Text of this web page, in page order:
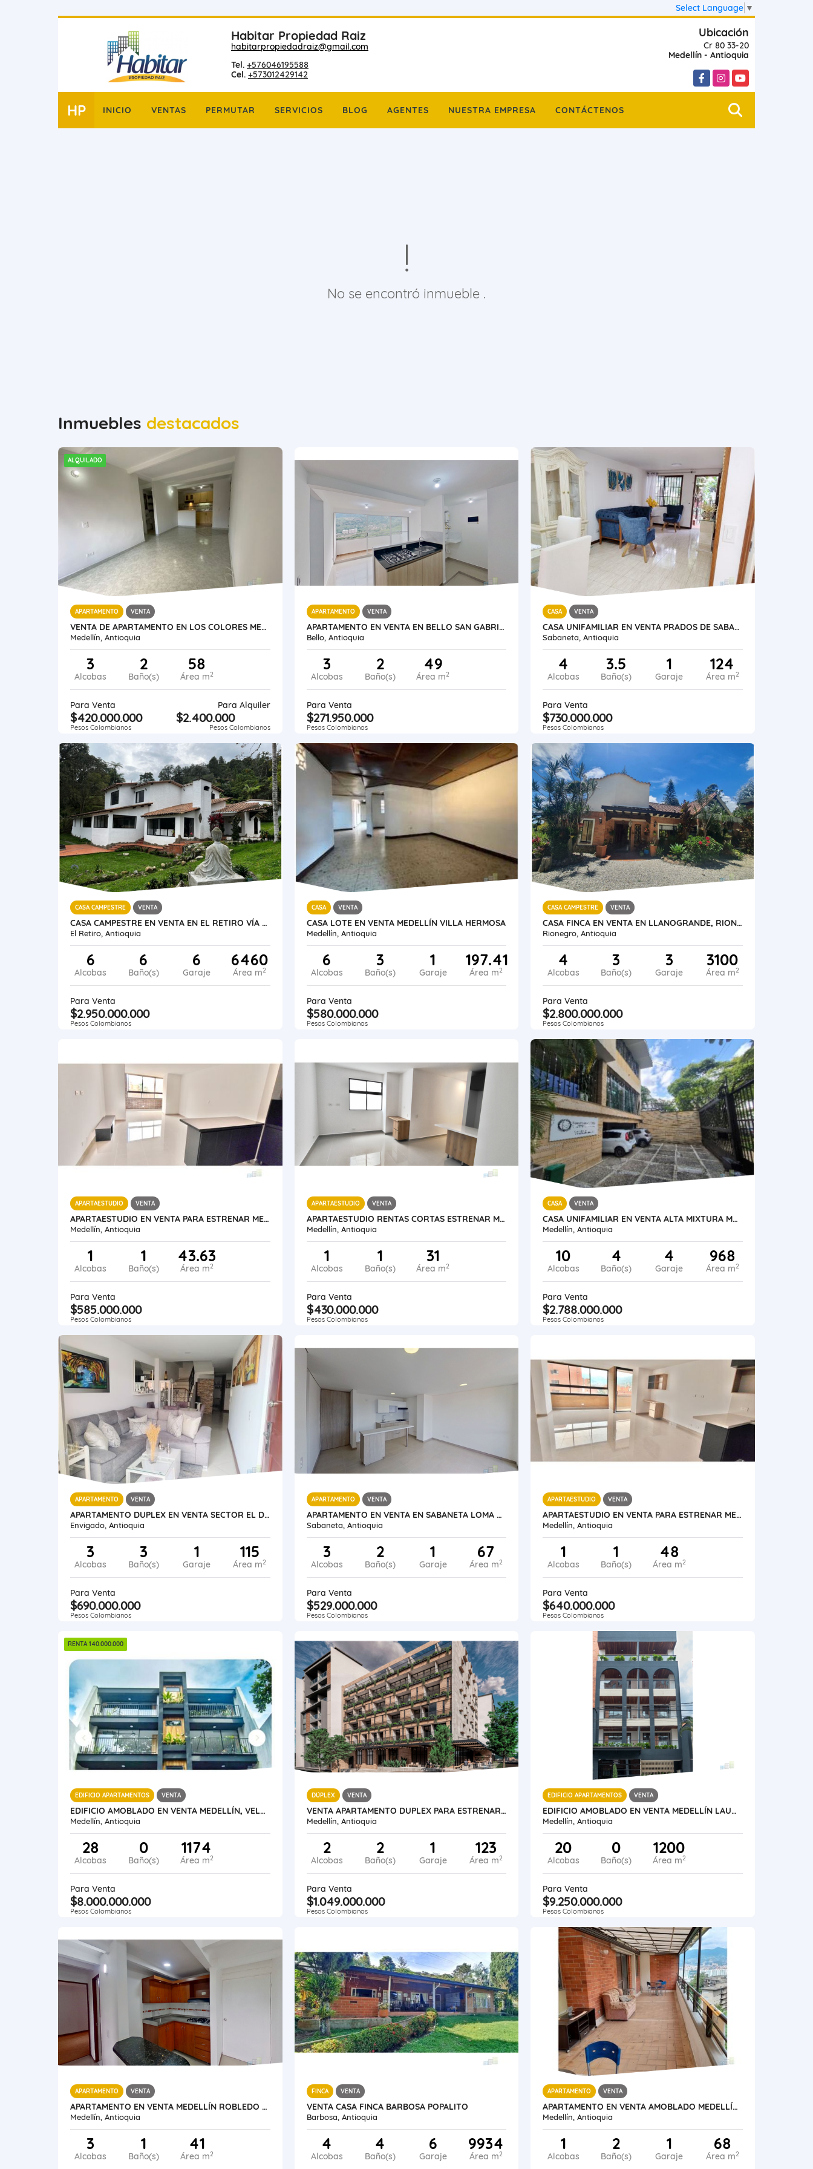
Select Language ▼
Habitar Propiedad Raiz
habitarpropiedadraiz@gmail.com
Tel. +576046195588
Cel. +573012429142
Ubicación
Cr 80 33-20
Medellín - Antioquia
FacebookInstagram
YouTube
HP INICIO VENTAS PERMUTAR SERVICIOS BLOG AGENTES NUESTRA EMPRESA CONTÁCTENOS
No se encontró inmueble .
Inmuebles destacados
ALQUILADO
APARTAMENTO VENTA
VENTA DE APARTAMENTO EN LOS COLORES MEDELLÍN ANTIOQUIA.
Medellín, Antioquia
3
Alcobas
2
Baño(s)
58
Área m2
Para Venta
$420.000.000
Pesos Colombianos
Para Alquiler
$2.400.000
Pesos Colombianos
APARTAMENTO VENTA
APARTAMENTO EN VENTA EN BELLO SAN GABRIEL
Bello, Antioquia
3
Alcobas
2
Baño(s)
49
Área m2
Para Venta
$271.950.000
Pesos Colombianos
CASA VENTA
CASA UNIFAMILIAR EN VENTA PRADOS DE SABANETA
Sabaneta, Antioquia
4
Alcobas
3.5
Baño(s)
1
Garaje
124
Área m2
Para Venta
$730.000.000
Pesos Colombianos
CASA CAMPESTRE VENTA
CASA CAMPESTRE EN VENTA EN EL RETIRO VÍA CARABANCHEL
El Retiro, Antioquia
6
Alcobas
6
Baño(s)
6
Garaje
6460
Área m2
Para Venta
$2.950.000.000
Pesos Colombianos
CASA VENTA
CASA LOTE EN VENTA MEDELLÍN VILLA HERMOSA
Medellín, Antioquia
6
Alcobas
3
Baño(s)
1
Garaje
197.41
Área m2
Para Venta
$580.000.000
Pesos Colombianos
CASA CAMPESTRE VENTA
CASA FINCA EN VENTA EN LLANOGRANDE, RIONEGRO, VEREDA CABECERAS
Rionegro, Antioquia
4
Alcobas
3
Baño(s)
3
Garaje
3100
Área m2
Para Venta
$2.800.000.000
Pesos Colombianos
APARTAESTUDIO VENTA
APARTAESTUDIO EN VENTA PARA ESTRENAR MEDELLÍN LAURELES SANTA TERESITA
Medellín, Antioquia
1
Alcobas
1
Baño(s)
43.63
Área m2
Para Venta
$585.000.000
Pesos Colombianos
APARTAESTUDIO VENTA
APARTAESTUDIO RENTAS CORTAS ESTRENAR MEDELLÍN LAURELES SANTA TERESITA
Medellín, Antioquia
1
Alcobas
1
Baño(s)
31
Área m2
Para Venta
$430.000.000
Pesos Colombianos
CASA VENTA
CASA UNIFAMILIAR EN VENTA ALTA MIXTURA MEDELLÍN PRADO CENTRO
Medellín, Antioquia
10
Alcobas
4
Baño(s)
4
Garaje
968
Área m2
Para Venta
$2.788.000.000
Pesos Colombianos
APARTAMENTO VENTA
APARTAMENTO DUPLEX EN VENTA SECTOR EL DORADO ENVIGADO
Envigado, Antioquia
3
Alcobas
3
Baño(s)
1
Garaje
115
Área m2
Para Venta
$690.000.000
Pesos Colombianos
APARTAMENTO VENTA
APARTAMENTO EN VENTA EN SABANETA LOMA DE SAN JOSÉ
Sabaneta, Antioquia
3
Alcobas
2
Baño(s)
1
Garaje
67
Área m2
Para Venta
$529.000.000
Pesos Colombianos
APARTAESTUDIO VENTA
APARTAESTUDIO EN VENTA PARA ESTRENAR MEDELLÍN LAURELES SANTA TERESITA
Medellín, Antioquia
1
Alcobas
1
Baño(s)
48
Área m2
Para Venta
$640.000.000
Pesos Colombianos
RENTA 140.000.000
EDIFICIO APARTAMENTOS VENTA
EDIFICIO AMOBLADO EN VENTA MEDELLÍN, VELÓDROMO
Medellín, Antioquia
28
Alcobas
0
Baño(s)
1174
Área m2
Para Venta
$8.000.000.000
Pesos Colombianos
DÚPLEX VENTA
VENTA APARTAMENTO DUPLEX PARA ESTRENAR MEDELLÍN LAURELES
Medellín, Antioquia
2
Alcobas
2
Baño(s)
1
Garaje
123
Área m2
Para Venta
$1.049.000.000
Pesos Colombianos
EDIFICIO APARTAMENTOS VENTA
EDIFICIO AMOBLADO EN VENTA MEDELLÍN LAURELES SANTA TERESITA
Medellín, Antioquia
20
Alcobas
0
Baño(s)
1200
Área m2
Para Venta
$9.250.000.000
Pesos Colombianos
APARTAMENTO VENTA
APARTAMENTO EN VENTA MEDELLÍN ROBLEDO PAJARITO
Medellín, Antioquia
3
Alcobas
1
Baño(s)
41
Área m2
FINCA VENTA
VENTA CASA FINCA BARBOSA POPALITO
Barbosa, Antioquia
4
Alcobas
4
Baño(s)
6
Garaje
9934
Área m2
APARTAMENTO VENTA
APARTAMENTO EN VENTA AMOBLADO MEDELLÍN POBLADO LAS PALMAS PARTE BAJA
Medellín, Antioquia
1
Alcobas
2
Baño(s)
1
Garaje
68
Área m2